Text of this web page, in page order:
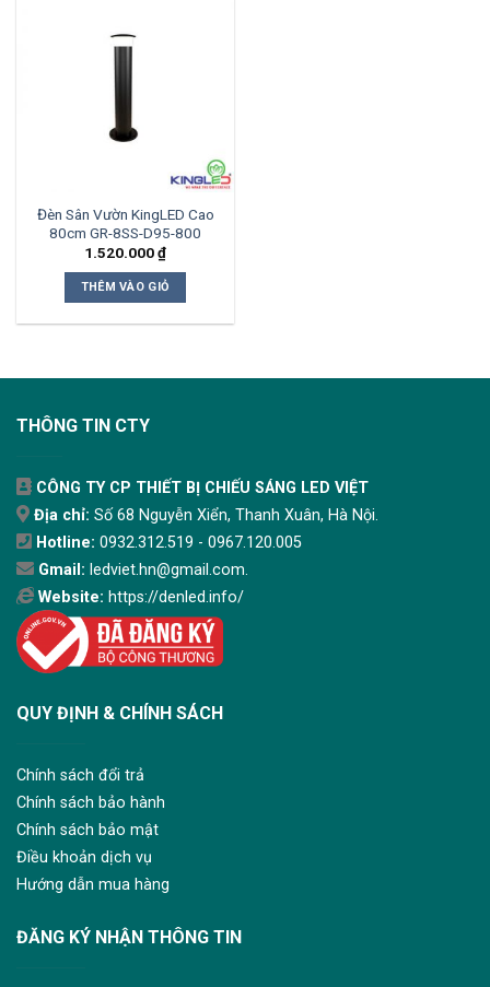
Đèn Sân Vườn KingLED Cao
80cm GR-8SS-D95-800
1.520.000₫
THÊM VÀO GIỎ
THÔNG TIN CTY
CÔNG TY CP THIẾT BỊ CHIẾU SÁNG LED VIỆT
Địa chỉ: Số 68 Nguyễn Xiển, Thanh Xuân, Hà Nội.
Hotline: 0932.312.519 - 0967.120.005
Gmail: ledviet.hn@gmail.com.
Website: https://denled.info/
QUY ĐỊNH & CHÍNH SÁCH
Chính sách đổi trả
Chính sách bảo hành
Chính sách bảo mật
Điều khoản dịch vụ
Hướng dẫn mua hàng
ĐĂNG KÝ NHẬN THÔNG TIN